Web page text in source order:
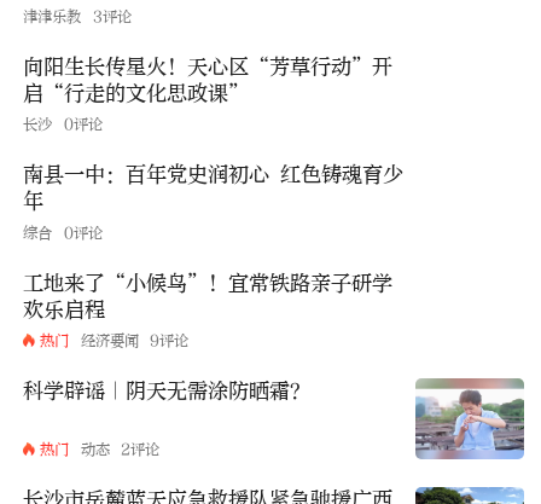
津津乐教 3评论
向阳生长传星火！天心区“芳草行动”开
启“行走的文化思政课”
长沙 0评论
南县一中：百年党史润初心 红色铸魂育少
年
综合 0评论
工地来了“小候鸟”！宜常铁路亲子研学
欢乐启程
热门 经济要闻 9评论
科学辟谣｜阴天无需涂防晒霜？
热门 动态 2评论